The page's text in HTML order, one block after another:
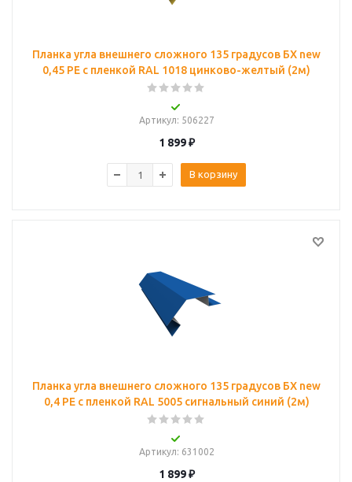
Планка угла внешнего сложного 135 градусов БХ new
0,45 PE с пленкой RAL 1018 цинково-желтый (2м)
Артикул: 506227
1 899₽
В корзину
Планка угла внешнего сложного 135 градусов БХ new
0,4 PE с пленкой RAL 5005 сигнальный синий (2м)
Артикул: 631002
1 899₽